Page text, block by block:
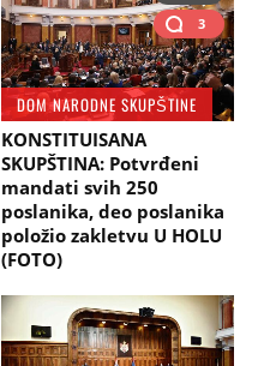
3
DOM NARODNE SKUPŠTINE
KONSTITUISANA
SKUPŠTINA: Potvrđeni
mandati svih 250
poslanika, deo poslanika
položio zakletvu U HOLU
(FOTO)